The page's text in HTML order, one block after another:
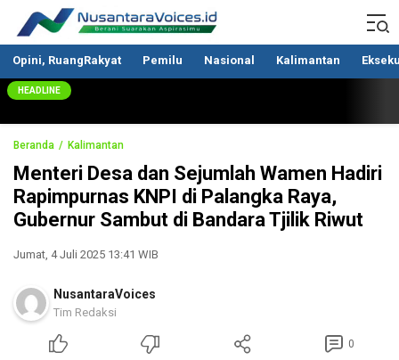
Nusantaravoices.id
Berani Suarakan Aspirasimu
Opini, RuangRakyat Pemilu Nasional Kalimantan
HEADLINE
Beranda Kalimantan
Menteri Desa dan Sejumlah Wamen Hadiri
Rapimpurnas KNPI di Palangka Raya,
Gubernur Sambut di Bandara Tjilik Riwut
Jumat, 4 Juli 2025 13:41 WIB
NusantaraVoices
Tim Redaksi
0